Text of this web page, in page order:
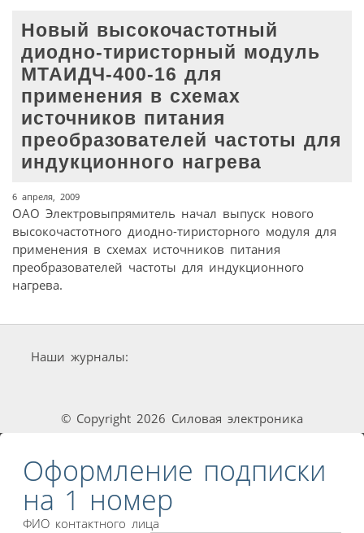
Новый высокочастотный
диодно-тиристорный модуль
МТАИДЧ-400-16 для
применения в схемах
источников питания
преобразователей частоты для
индукционного нагрева
6 апреля, 2009
ОАО Электровыпрямитель начал выпуск нового
высокочастотного диодно-тиристорного модуля для
применения в схемах источников питания
преобразователей частоты для индукционного
нагрева.
Наши журналы:
© Copyright 2026 Силовая электроника
Оформление подписки
на 1 номер
ФИО контактного лица